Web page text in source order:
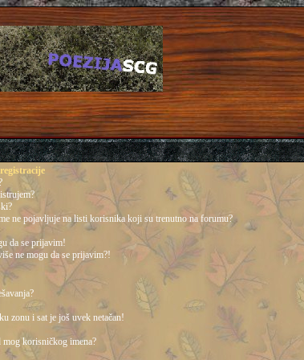
ne pojavljuje na listi korisnika koji su trenutno na forumu?
da se prijavim!
ne mogu da se prijavim?!
zonu i sat je još uvek netačan!
korisničkog imena?